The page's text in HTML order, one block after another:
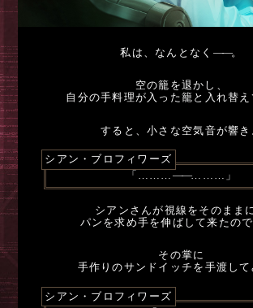
私は、なんとなく ――。
空の籠を退かし、
自分の手料理が入った籠と入れ替え
すると、小さな空気音が響き
シアン・ブロフィワーズ
「……… ――………」
シアンさんが視線をそのまま
パンを求め手を伸ばして来たので
その掌に
手作りのサンドイッチを手渡して
シアン・ブロフィワーズ